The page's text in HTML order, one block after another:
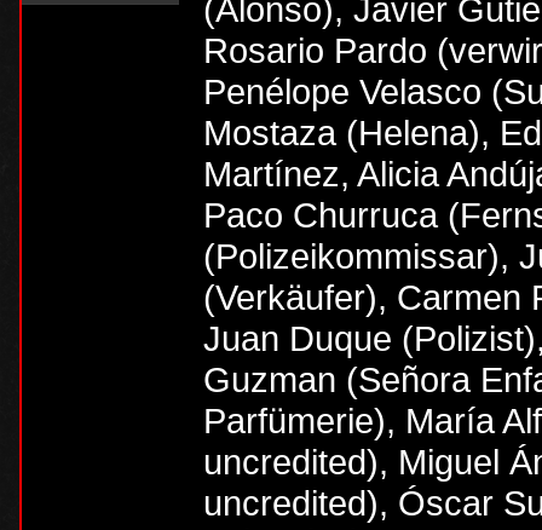
(Alonso), Javier
Rosario Pardo
Penélope Velasco
Mostaza (Helena),
Martínez, Alicia
Paco Churruca
(Polizeikommissar),
(Verkäufer), Carmen
Juan Duque
Guzman (Señora
Parfümerie), María
uncredited), Miguel
uncredited), Óscar